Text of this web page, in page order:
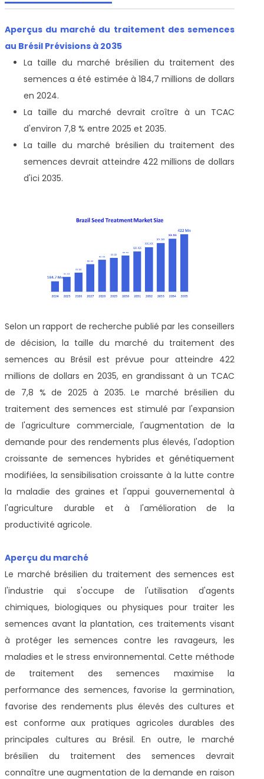
Aperçus du marché du traitement des semences
au Brésil Prévisions à 2035
La taille du marché brésilien du traitement des
semences a été estimée à 184,7 millions de dollars
en 2024.
La taille du marché devrait croître à un TCAC
d'environ 7,8 % entre 2025 et 2035.
La taille du marché brésilien du traitement des
semences devrait atteindre 422 millions de dollars
d'ici 2035.
Selon un rapport de recherche publié par les conseillers
de décision, la taille du marché du traitement des
semences au Brésil est prévue pour atteindre 422
millions de dollars en 2035, en grandissant à un TCAC
de 7,8 % de 2025 à 2035. Le marché brésilien du
traitement des semences est stimulé par l'expansion
de l'agriculture commerciale, l'augmentation de la
demande pour des rendements plus élevés, l'adoption
croissante de semences hybrides et génétiquement
modifiées, la sensibilisation croissante à la lutte contre
la maladie des graines et l'appui gouvernemental à
l'agriculture durable et à l'amélioration de la
productivité agricole.
Aperçu du marché
Le marché brésilien du traitement des semences est
l'industrie qui s'occupe de l'utilisation d'agents
chimiques, biologiques ou physiques pour traiter les
semences avant la plantation, ces traitements visant
à protéger les semences contre les ravageurs, les
maladies et le stress environnemental. Cette méthode
de traitement des semences maximise la
performance des semences, favorise la germination,
favorise des rendements plus élevés des cultures et
est conforme aux pratiques agricoles durables des
principales cultures au Brésil. En outre, le marché
brésilien du traitement des semences devrait
connaître une augmentation de la demande en raison